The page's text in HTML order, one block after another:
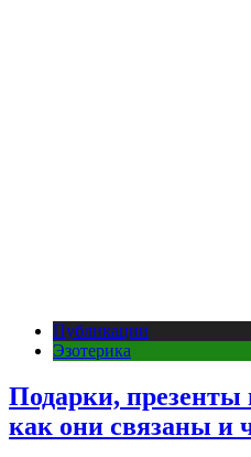
Публикации
Эзотерика
Подарки, презенты
как они связаны и